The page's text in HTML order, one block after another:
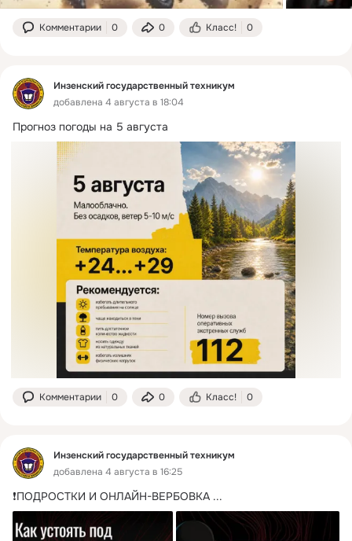
Комментарии 0 0 Класс! 0
Инзенский государственный техникум
добавлена 4 августа в 18:04
Прогноз погоды на 5 августа
Комментарии 0 0 Класс! 0
Инзенский государственный техникум
добавлена 4 августа в 16:25
❗ПОДРОСТКИ И ОНЛАЙН-ВЕРБОВКА ...